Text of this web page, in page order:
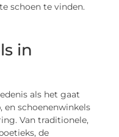
schoen te vinden.
in
als het gaat
en schoenenwinkels
Van traditionele,
de